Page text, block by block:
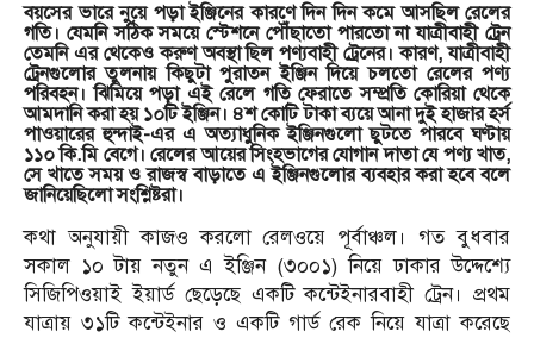
বয়সের ভারে নুয়ে পড়া ইঞ্জিনের কারণে দিন দিন কমে আসছিল রেলের
গতি। যেমনি সঠিক সময়ে স্টেশনে পৌঁছাতো পারতো না যাত্রীবাহী ট্রেন
তেমনি এর থেকেও করুণ অবস্থা ছিল পণ্যবাহী ট্রেনের। কারণ, যাত্রীবাহী
ট্রেনগুলোর তুলনায় কিছুটা পুরাতন ইঞ্জিন দিয়ে চলতো রেলের পণ্য
পরিবহন। ঝিমিয়ে পড়া এই রেলে গতি ফেরাতে সম্প্রতি কোরিয়া থেকে
আমদানি করা হয় ১০টি ইঞ্জিন। ৪শ কোটি টাকা ব্যয়ে আনা দুই হাজার হর্স
পাওয়ারের হুন্দাই-এর এ অত্যাধুনিক ইঞ্জিনগুলো ছুটতে পারবে ঘণ্টায়
১১০ কি.মি বেগে। রেলের আয়ের সিংহভাগের যোগান দাতা যে পণ্য খাত,
সে খাতে সময় ও রাজস্ব বাড়াতে এ ইঞ্জিনগুলোর ব্যবহার করা হবে বলে
জানিয়েছিলো সংশ্লিষ্টরা।
কথা অনুযায়ী কাজও করলো রেলওয়ে পূর্বাঞ্চল। গত বুধবার
সকাল ১০ টায় নতুন এ ইঞ্জিন (৩০০১) নিয়ে ঢাকার উদ্দেশ্যে
সিজিপিওয়াই ইয়ার্ড ছেড়েছে একটি কন্টেইনারবাহী ট্রেন। প্রথম
যাত্রায় ৩১টি কন্টেইনার ও একটি গার্ড রেক নিয়ে যাত্রা করেছে